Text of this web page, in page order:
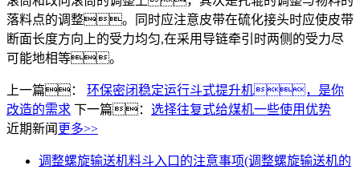
落料点的调整。同时应注意皮带在硫化接头时应使皮带
断面长度方向上的受力均匀,在采用导链牵引时两侧的受力尽
可能地相等。
上一篇： 环保密闭稳定运行斗式提升机，是你
改造的需求 下一篇： 选择往复式给煤机一些使用优势
近期新闻 更多>>
调整螺旋输送机料斗入口的注意事项(调整螺旋输送机的